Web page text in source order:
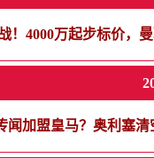
！4000万起步标价，
闻加盟皇马？奥利塞